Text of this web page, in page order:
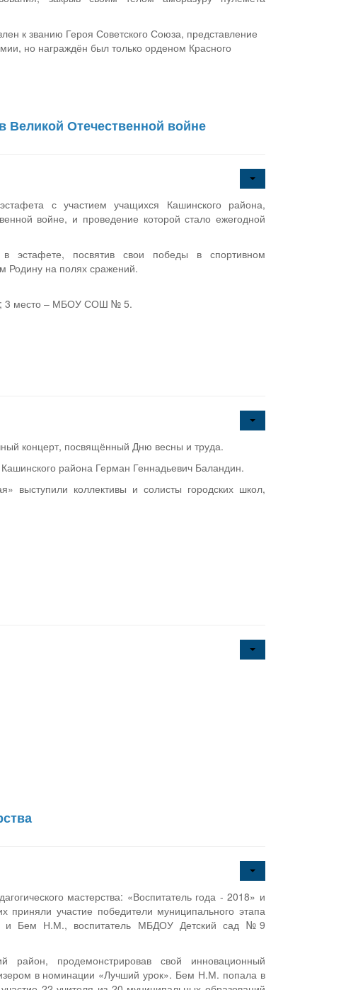
к званию Героя Советского Союза, представление
но награждён был только орденом Красного
Великой Отечественной войне
с участием учащихся Кашинского района,
войне, и проведение которой стало ежегодной
эстафете, посвятив свои победы в спортивном
на полях сражений.
место – МБОУ СОШ № 5.
концерт, посвящённый Дню весны и труда.
района Герман Геннадьевич Баландин.
выступили коллективы и солисты городских школ,
мастерства: «Воспитатель года - 2018» и
участие победители муниципального этапа
Бем Н.М., воспитатель МБДОУ Детский сад №9
район, продемонстрировав свой инновационный
в номинации «Лучший урок». Бем Н.М. попала в